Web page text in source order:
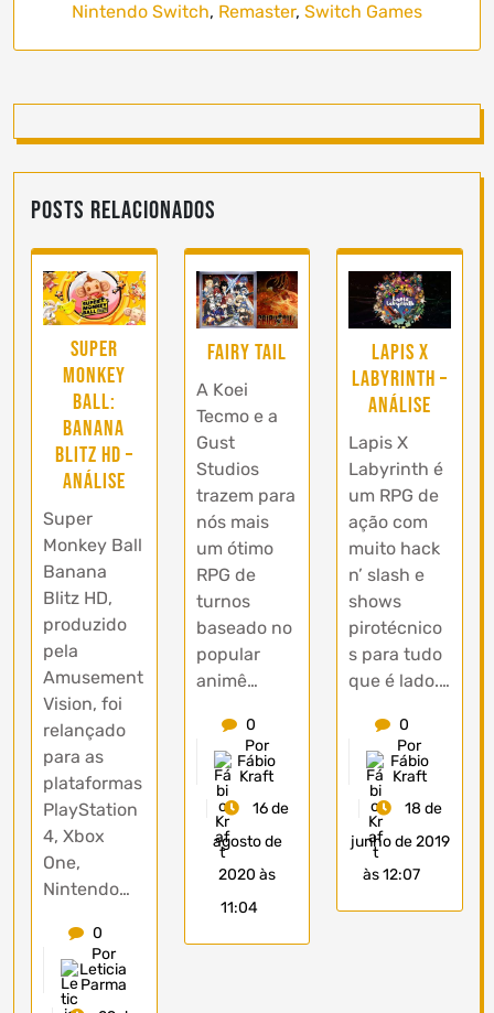
Nintendo Switch, Remaster, Switch Games
Posts Relacionados
Super
Monkey
Ball:
Banana
Blitz HD –
Análise
Super
Monkey Ball
Banana
Blitz HD,
produzido
pela
Amusement
Vision, foi
relançado
para as
plataformas
PlayStation
4, Xbox
One,
Nintendo…
0
Por
Leticia
Parma
Fairy Tail
A Koei
Tecmo e a
Gust
Studios
trazem para
nós mais
um ótimo
RPG de
turnos
baseado no
popular
animê…
0
Por
Fábio
Kraft
16 de
agosto de
2020 às
11:04
Lapis X
Labyrinth –
Análise
Lapis X
Labyrinth é
um RPG de
ação com
muito hack
n’ slash e
shows
pirotécnico
s para tudo
que é lado.…
0
Por
Fábio
Kraft
18 de
junho de 2019
às 12:07